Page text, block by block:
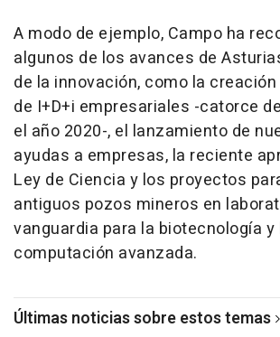
A modo de ejemplo, Campo ha
algunos de los avances de
de la innovación, como la
de I+D+i empresariales -catorce
el año 2020-, el lanzamiento de
ayudas a empresas, la reciente
Ley de Ciencia y los proyectos
antiguos pozos mineros en
vanguardia para la biotecnología y
computación avanzada.
Últimas noticias sobre estos temas